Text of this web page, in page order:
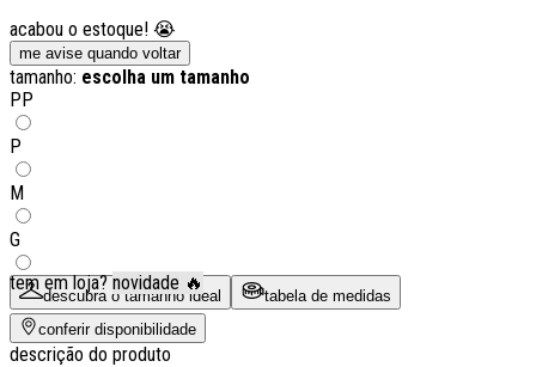
acabou o estoque! 😭
me avise quando voltar
tamanho: escolha um tamanho
PP
P
M
G
descubra o tamanho ideal tabela de medidas
tem em loja? novidade 🔥
conferir disponibilidade
descrição do produto